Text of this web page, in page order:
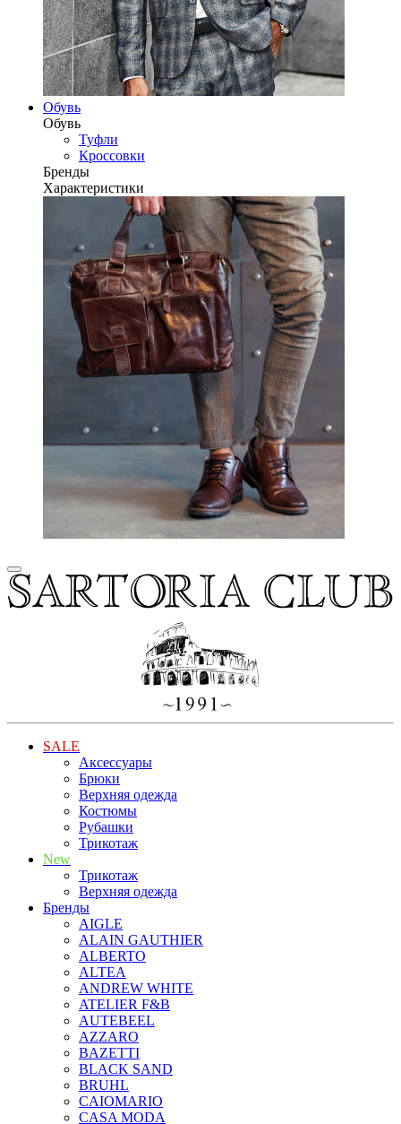
Обувь
Обувь
Туфли
Кроссовки
Бренды
Характеристики
SALE
Аксессуары
Брюки
Верхняя одежда
Костюмы
Рубашки
Трикотаж
New
Трикотаж
Верхняя одежда
Бренды
AIGLE
ALAIN GAUTHIER
ALBERTO
ALTEA
ANDREW WHITE
ATELIER F&B
AUTEBEEL
AZZARO
BAZETTI
BLACK SAND
BRUHL
CAIOMARIO
CASA MODA